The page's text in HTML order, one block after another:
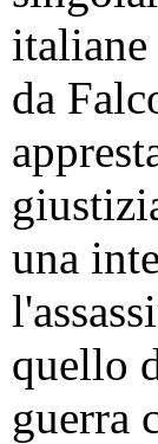
da
una
quello
guerra